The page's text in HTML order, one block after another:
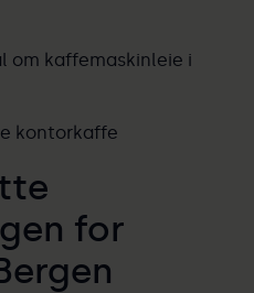
om kaffemaskinleie i
kontorkaffe
for